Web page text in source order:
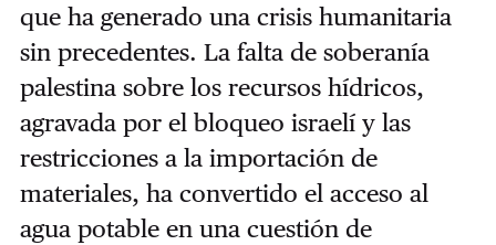
que ha generado una crisis humanitaria
sin precedentes. La falta de soberanía
palestina sobre los recursos hídricos,
agravada por el bloqueo israelí y las
restricciones a la importación de
materiales, ha convertido el acceso al
agua potable en una cuestión de